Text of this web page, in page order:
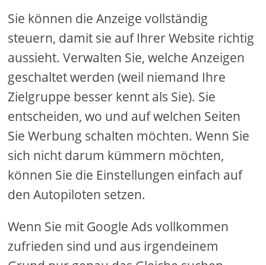
Sie können die Anzeige vollständig
steuern, damit sie auf Ihrer Website richtig
aussieht. Verwalten Sie, welche Anzeigen
geschaltet werden (weil niemand Ihre
Zielgruppe besser kennt als Sie). Sie
entscheiden, wo und auf welchen Seiten
Sie Werbung schalten möchten. Wenn Sie
sich nicht darum kümmern möchten,
können Sie die Einstellungen einfach auf
den Autopiloten setzen.
Wenn Sie mit Google Ads vollkommen
zufrieden sind und aus irgendeinem